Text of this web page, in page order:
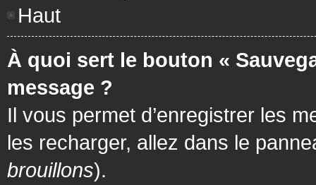
Haut
À quoi sert le bouton «
message ?
Il vous permet d’enregistrer les
les recharger, allez dans le
brouillons).